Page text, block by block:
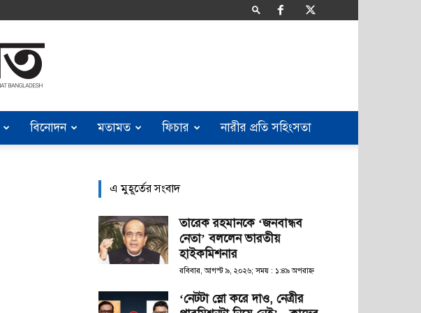
বিনোদন মতামত ফিচার নারীর প্রতি সহিংসতা
এ মুহূর্তের সংবাদ
তারেক রহমানকে ‘জনবান্ধব
নেতা’ বললেন ভারতীয়
হাইকমিশনার
রবিবার, আগস্ট ৯, ২০২৬; সময় : ১:৪৯ অপরাহ্ণ
‘নেটটা স্লো করে দাও, নেত্রীর